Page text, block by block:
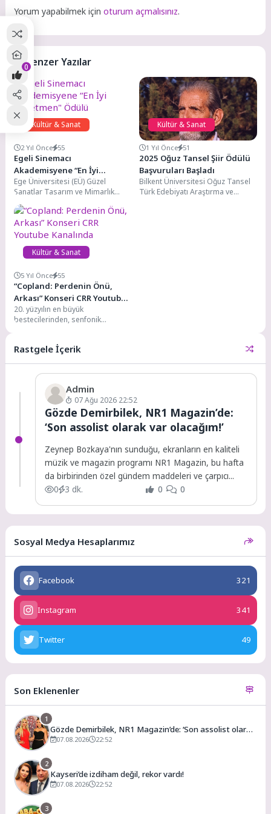
Yorum yapabilmek içinoturum açmalısınız.
Benzer Yazılar
Kültür & Sanat
2 Yıl Önce 55
Egeli Sinemacı
Akademisyene “En İyi
Yönetmen" Ödülü
Ege Üniversitesi (EÜ) Güzel
Sanatlar Tasarım ve Mimarlık
Fakültesi Dr. Öğretim Üyesi Onur
Orkan Akşit’in...
Kültür & Sanat
1 Yıl Önce 51
2025 Oğuz Tansel Şiir Ödülü
Başvuruları Başladı
Bilkent Üniversitesi Oğuz Tansel
Türk Edebiyatı Araştırma ve
Kültür & Sanat
5 Yıl Önce 55
“Copland: Perdenin Önü,
Arkası” Konseri CRR Youtube
Kanalında
20. yüzyılın en büyük
bestecilerinden, senfonik
Rastgele İçerik
Admin
07 Ağu 2026 22:52
Gözde Demirbilek, NR1 Magazin’de:
‘Son assolist olarak var olacağım!’
Zeynep Bozkaya'nın sunduğu, ekranların en kaliteli
müzik ve magazin programı NR1 Magazin, bu hafta
da birbirinden özel gündem maddeleri ve çarpıcı...
0
3 dk. 0 0
Sosyal Medya Hesaplarımız
Facebook 321
Instagram 341
Twitter 49
Son Eklenenler
1
Gözde Demirbilek, NR1 Magazin’de: ‘Son assolist olarak
var olacağım!’
07.08.2026 22:52
2
Kayseri’de izdiham değil, rekor vardı!
07.08.2026 22:52
3
0